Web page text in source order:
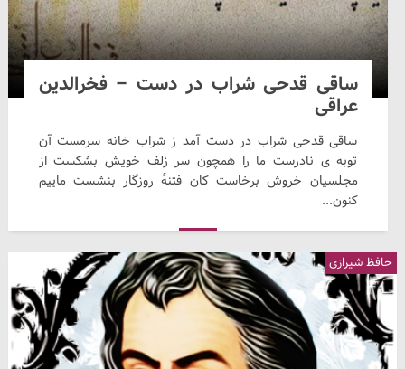
ساقی قدحی شراب در دست – فخرالدین
عراقی
ساقی قدحی شراب در دست آمد ز شراب خانه سرمست آن
توبه ی نادرست ما را همچون سر زلف خویش بشکست از
مجلسیان خروش برخاست کان فتنهٔ روزگار بنشست ماییم
کنون...
حافظ شیرازی